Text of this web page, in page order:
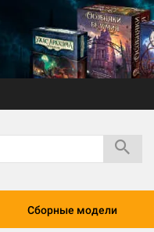
Сборные модели